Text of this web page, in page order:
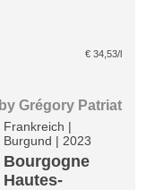
€ 34,53/l
byGrégory Patriat
Frankreich |
Burgund | 2023
Bourgogne
Hautes-